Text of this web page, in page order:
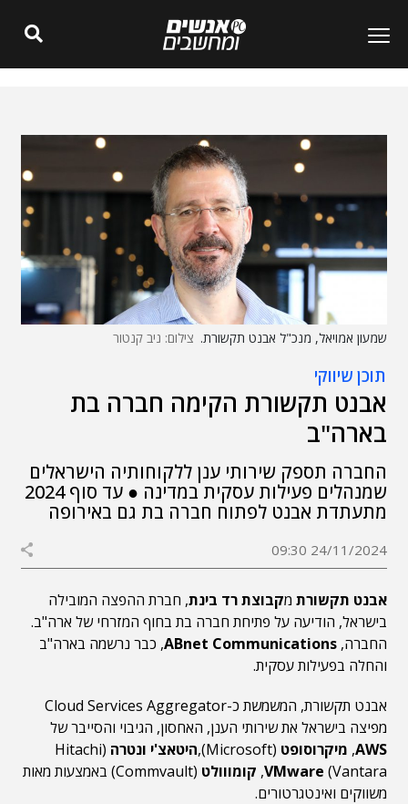
שמעון אמויאל, מנכ"ל אבנט תקשורת. צילום: ניב קנטור
תוכן שיווקי
אבנט תקשורת הקימה חברה בת
בארה"ב
החברה תספק שירותי ענן ללקוחותיה הישראלים
שמנהלים פעילות עסקית במדינה ● עד סוף 2024
מתעתדת אבנט לפתוח חברה בת גם באירופה
24/11/2024 09:30
אבנט תקשורת מקבוצת רד בינת, חברת ההפצה המובילה
בישראל, הודיעה על פתיחת חברה בת בחוף המזרחי של ארה"ב.
החברה, ABnet Communications, כבר נרשמה בארה"ב
והחלה בפעילות עסקית.
אבנט תקשורת, המשמשת כ-Cloud Services Aggregator
מפיצה בישראל את שירותי הענן, האחסון, הגיבוי והסייבר של
AWS
, מיקרוסופט (Microsoft), היטאצ'י ונטרה (Hitachi
Vantara)
VMware
, קומווולט
(Commvault) באמצעות מאות
משווקים ואינטגרטורים.